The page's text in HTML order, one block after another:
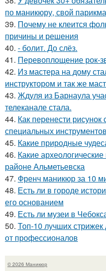
по маникюру, свой
39. Почему не клеится
причины и решения
40. - болит. До слёз.
41. Перевоплощение рок-
42. Из мастера на дому
инструктором и так же
43. Ждуля из Барнаула
телеканале стала.
44. Как перенести рисунок
специальных инструментов
45. Какие природные
46. Какие
районе Альметьевска
47. Френч маникюр за 10
48. Есть ли в городе
его основанием
49. Есть ли музеи в
50. Топ-10 лучших
от профессионалов
© 2026 Маникюр